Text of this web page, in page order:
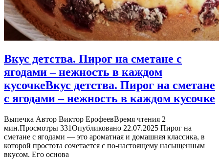
Вкус детства. Пирог на сметане с
ягодами – нежность в каждом
кусочкеВкус детства. Пирог на сметане
с ягодами – нежность в каждом кусочке
Выпечка Автор Виктор ЕрофеевВремя чтения 2
мин.Просмотры 331Опубликовано 22.07.2025 Пирог на
сметане с ягодами — это ароматная и домашняя классика, в
которой простота сочетается с по-настоящему насыщенным
вкусом. Его основа